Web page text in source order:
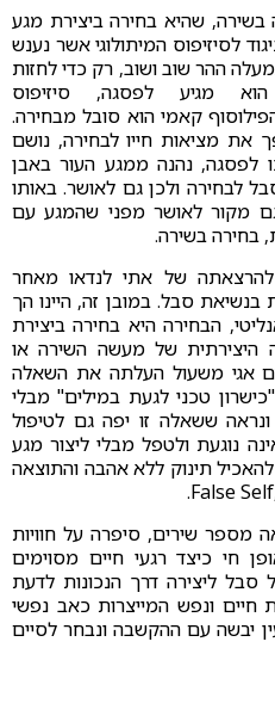
שהיא בחירה ביצירת מגע
לסיזיפוס המיתולוגי אשר נענש
ההר שוב ושוב, רק כדי לחזות
מגיע לפסגה, סיזיפוס
קאמי הוא סובל מבחירה.
את מציאות חייו לבחירה, נושם
לפסגה, נהנה ממגע העור באבן
לבחירה ולכן גם לאושר. באותו
מקור לאושר מפני שהמגע עם
בחירה בשירה.
של אתי לנדאו מאחר
בנשיאת סבל. במובן זה, היינו הך
הבחירה היא בחירה ביצירת
היצירתית של מעשה השירה או
אגי משעול העלתה את השאלה
טכני לגעת במילים" מבלי
ששאלה זו יפה גם לטיפול
נוגעת ולטפל מבלי ליצור מגע
תינוק ללא אהבה והתוצאה
שירים, סיפרה על חוויות
חי כיצד רגעי חיים מסוימים
ליצירה דרך הנכונות לדעת
חיים ונפש המייצרות כאב נפשי
יבשה עם ההקשבה ונבחר לסיים